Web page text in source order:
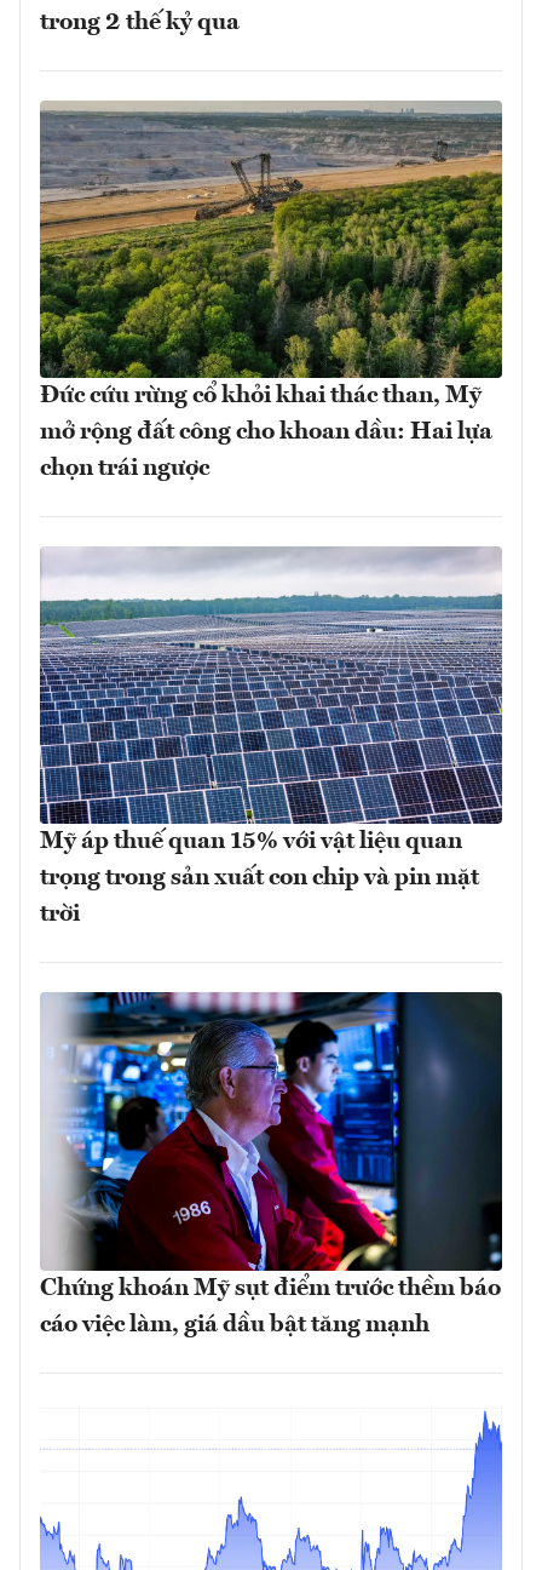
trong 2 thế kỷ qua
Đức cứu rừng cổ khỏi khai thác than, Mỹ
mở rộng đất công cho khoan dầu: Hai lựa
chọn trái ngược
Mỹ áp thuế quan 15% với vật liệu quan
trọng trong sản xuất con chip và pin mặt
trời
Chứng khoán Mỹ sụt điểm trước thềm báo
cáo việc làm, giá dầu bật tăng mạnh